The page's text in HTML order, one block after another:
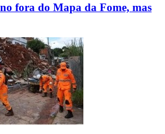
fora do Mapa da Fome, mas